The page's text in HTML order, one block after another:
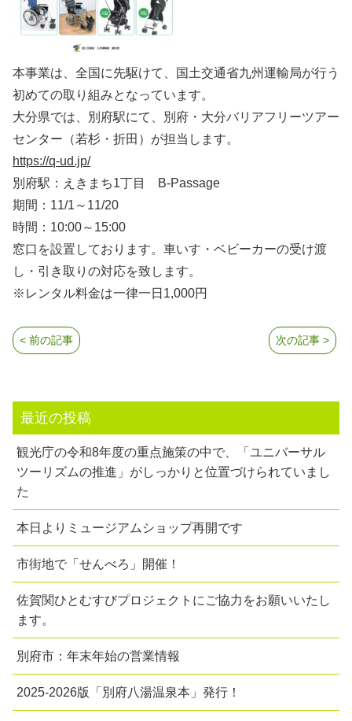
本事業は、全国に先駆けて、国土交通省九州運輸局が行う
初めての取り組みとなっています。
大分県では、別府駅にて、別府・大分バリアフリーツアー
センター（若杉・折田）が担当します。
https://q-ud.jp/
別府駅：えきまち1丁目 B-Passage
期間：11/1～11/20
時間：10:00～15:00
窓口を設置しております。車いす・ベビーカーの受け渡
し・引き取りの対応を致します。
※レンタル料金は一律一日1,000円
次の記事 >
< 前の記事
最近の投稿
観光庁の令和8年度の重点施策の中で、「ユニバーサル
ツーリズムの推進」がしっかりと位置づけられていまし
た
本日よりミュージアムショップ再開です
市街地で「せんべろ」開催！
佐賀関ひとむすびプロジェクトにご協力をお願いいたし
ます。
別府市：年末年始の営業情報
2025-2026版「別府八湯温泉本」発行！